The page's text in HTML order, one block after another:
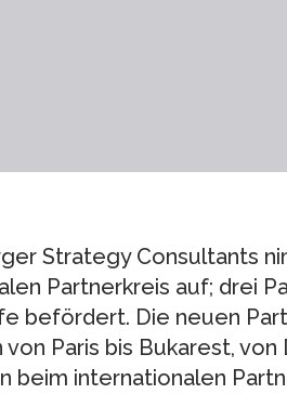
Strategy Consultants
Partnerkreis auf; drei
befördert. Die neuen
Paris bis Bukarest,
beim internationalen